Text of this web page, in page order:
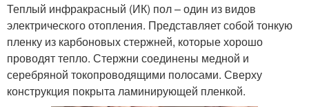
Теплый инфракрасный (ИК) пол – один из видов
электрического отопления. Представляет собой тонкую
пленку из карбоновых стержней, которые хорошо
проводят тепло. Стержни соединены медной и
серебряной токопроводящими полосами. Сверху
конструкция покрыта ламинирующей пленкой.